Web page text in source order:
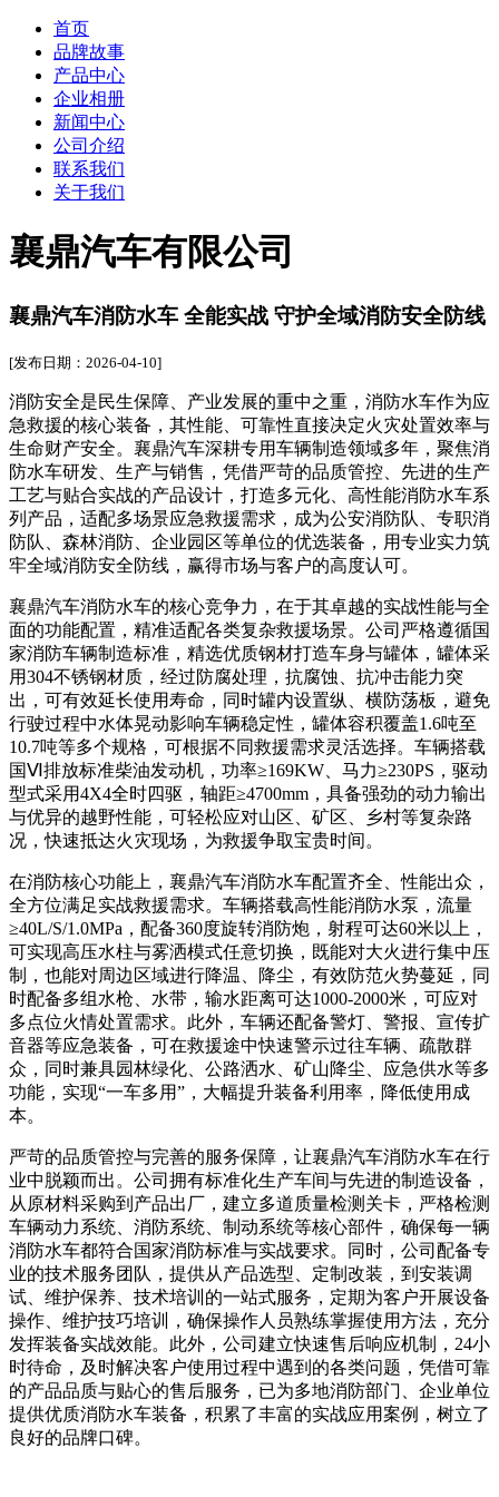
首页
品牌故事
产品中心
企业相册
新闻中心
公司介绍
联系我们
关于我们
襄鼎汽车有限公司
襄鼎汽车消防水车 全能实战 守护全域消防安全防线
[发布日期：2026-04-10]
消防安全是民生保障、产业发展的重中之重，消防水车作为应
急救援的核心装备，其性能、可靠性直接决定火灾处置效率与
生命财产安全。襄鼎汽车深耕专用车辆制造领域多年，聚焦消
防水车研发、生产与销售，凭借严苛的品质管控、先进的生产
工艺与贴合实战的产品设计，打造多元化、高性能消防水车系
列产品，适配多场景应急救援需求，成为公安消防队、专职消
防队、森林消防、企业园区等单位的优选装备，用专业实力筑
牢全域消防安全防线，赢得市场与客户的高度认可。
襄鼎汽车消防水车的核心竞争力，在于其卓越的实战性能与全
面的功能配置，精准适配各类复杂救援场景。公司严格遵循国
家消防车辆制造标准，精选优质钢材打造车身与罐体，罐体采
用304不锈钢材质，经过防腐处理，抗腐蚀、抗冲击能力突
出，可有效延长使用寿命，同时罐内设置纵、横防荡板，避免
行驶过程中水体晃动影响车辆稳定性，罐体容积覆盖1.6吨至
10.7吨等多个规格，可根据不同救援需求灵活选择。车辆搭载
国Ⅵ排放标准柴油发动机，功率≥169KW、马力≥230PS，驱动
型式采用4X4全时四驱，轴距≥4700mm，具备强劲的动力输出
与优异的越野性能，可轻松应对山区、矿区、乡村等复杂路
况，快速抵达火灾现场，为救援争取宝贵时间。
在消防核心功能上，襄鼎汽车消防水车配置齐全、性能出众，
全方位满足实战救援需求。车辆搭载高性能消防水泵，流量
≥40L/S/1.0MPa，配备360度旋转消防炮，射程可达60米以上，
可实现高压水柱与雾洒模式任意切换，既能对大火进行集中压
制，也能对周边区域进行降温、降尘，有效防范火势蔓延，同
时配备多组水枪、水带，输水距离可达1000-2000米，可应对
多点位火情处置需求。此外，车辆还配备警灯、警报、宣传扩
音器等应急装备，可在救援途中快速警示过往车辆、疏散群
众，同时兼具园林绿化、公路洒水、矿山降尘、应急供水等多
功能，实现“一车多用”，大幅提升装备利用率，降低使用成
本。
严苛的品质管控与完善的服务保障，让襄鼎汽车消防水车在行
业中脱颖而出。公司拥有标准化生产车间与先进的制造设备，
从原材料采购到产品出厂，建立多道质量检测关卡，严格检测
车辆动力系统、消防系统、制动系统等核心部件，确保每一辆
消防水车都符合国家消防标准与实战要求。同时，公司配备专
业的技术服务团队，提供从产品选型、定制改装，到安装调
试、维护保养、技术培训的一站式服务，定期为客户开展设备
操作、维护技巧培训，确保操作人员熟练掌握使用方法，充分
发挥装备实战效能。此外，公司建立快速售后响应机制，24小
时待命，及时解决客户使用过程中遇到的各类问题，凭借可靠
的产品品质与贴心的售后服务，已为多地消防部门、企业单位
提供优质消防水车装备，积累了丰富的实战应用案例，树立了
良好的品牌口碑。